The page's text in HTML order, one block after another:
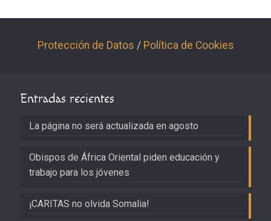
Protección de Datos / Política de Cookies
Entradas recientes
La página no será actualizada en agosto
Obispos de África Oriental piden educación y
trabajo para los jóvenes
¡CARITAS no olvida Somalia!